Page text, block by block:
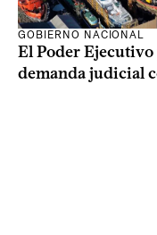
GOBIERNO NACIONAL
El Poder
demanda judicial